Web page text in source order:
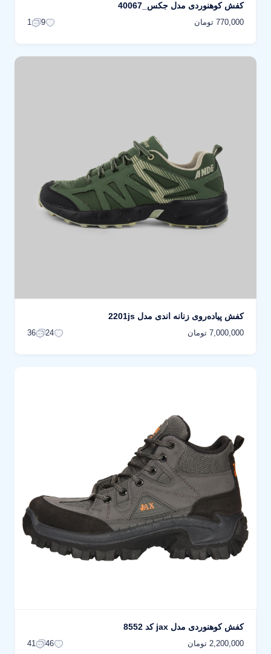
کفش کوهنوردی مدل جکس_40067
770,000 تومان 9
1
کفش پیاده‌روی زنانه اندی مدل 2201js
7,000,000 تومان 24
36
کفش کوهنوردی مدل jax کد 8552
2,200,000 تومان 46
41